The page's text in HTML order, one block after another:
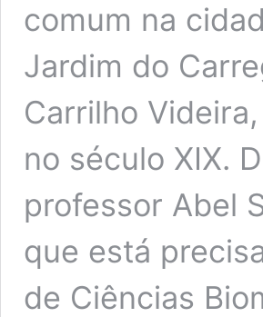
comum na
Jardim do
Carrilho
no século XIX.
professor Abel
que está
de Ciências